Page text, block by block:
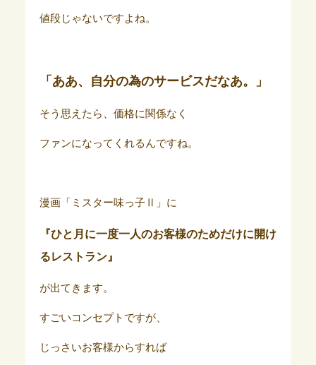
値段じゃないですよね。
「ああ、自分の為のサービスだなあ。」
そう思えたら、価格に関係なく
ファンになってくれるんですね。
漫画「ミスター味っ子Ⅱ」に
『ひと月に一度一人のお客様のためだけに開け
るレストラン』
が出てきます。
すごいコンセプトですが、
じっさいお客様からすれば